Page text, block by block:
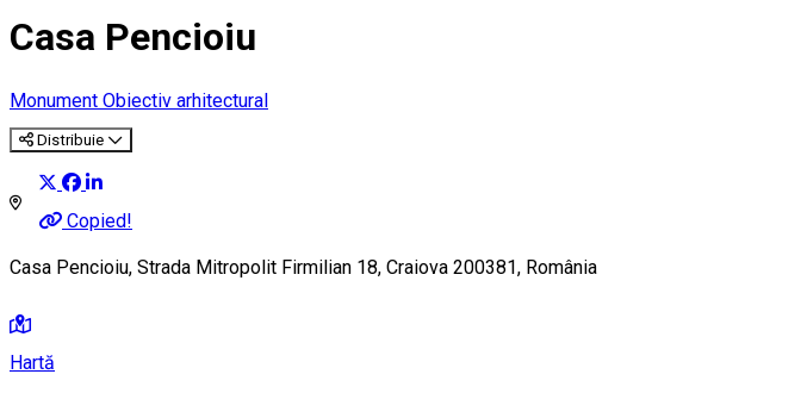
Casa Pencioiu
Monument Obiectiv arhitectural
Distribuie
Copied!
Casa Pencioiu, Strada Mitropolit Firmilian 18, Craiova 200381, România
Hartă